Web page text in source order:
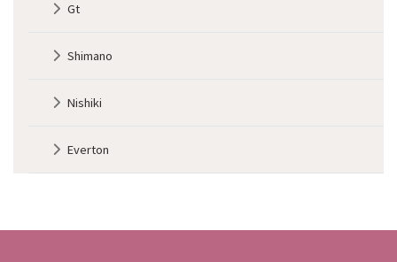
Gt
Shimano
Nishiki
Everton